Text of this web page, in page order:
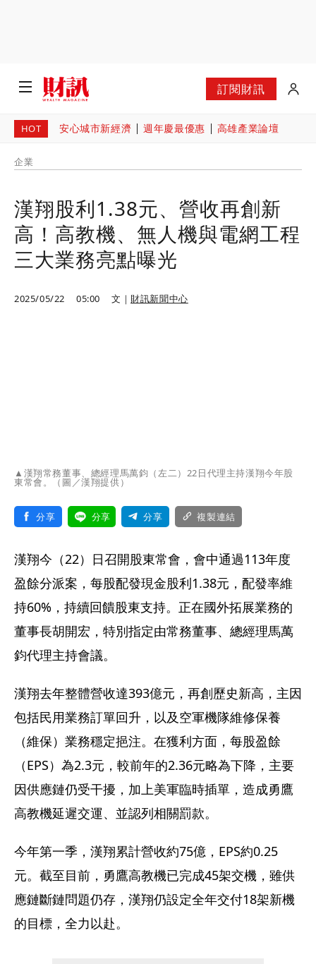
訂閱財訊
HOT 安心城市新經濟 週年慶最優惠 高雄產業論壇
企業
漢翔股利1.38元、營收再創新
高！高教機、無人機與電網工程
三大業務亮點曝光
2025/05/22 05:00 文｜ 財訊新聞中心
▲漢翔常務董事、總經理馬萬鈞（左二）22日代理主持漢翔今年股
東常會。（圖／漢翔提供）
分享 分享 分享 複製連結
漢翔今（22）日召開股東常會，會中通過113年度
盈餘分派案，每股配發現金股利1.38元，配發率維
持60%，持續回饋股東支持。正在國外拓展業務的
董事長胡開宏，特別指定由常務董事、總經理馬萬
鈞代理主持會議。
漢翔去年整體營收達393億元，再創歷史新高，主因
包括民用業務訂單回升，以及空軍機隊維修保養
（維保）業務穩定挹注。在獲利方面，每股盈餘
（EPS）為2.3元，較前年的2.36元略為下降，主要
因供應鏈仍受干擾，加上美軍臨時插單，造成勇鷹
高教機延遲交運、並認列相關罰款。
今年第一季，漢翔累計營收約75億，EPS約0.25
元。截至目前，勇鷹高教機已完成45架交機，雖供
應鏈斷鏈問題仍存，漢翔仍設定全年交付18架新機
的目標，全力以赴。